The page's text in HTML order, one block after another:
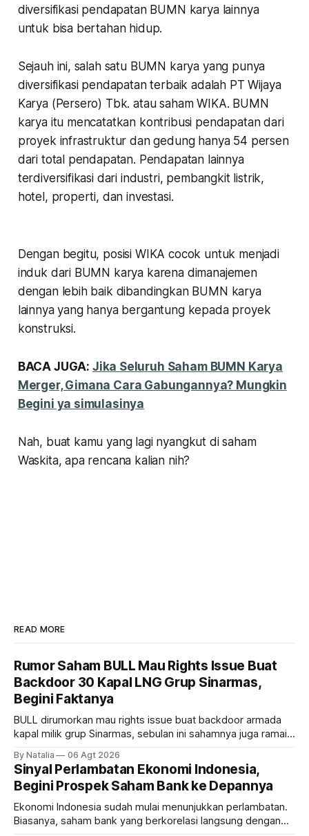
diversifikasi pendapatan BUMN karya lainnya
untuk bisa bertahan hidup.
Sejauh ini, salah satu BUMN karya yang punya
diversifikasi pendapatan terbaik adalah PT Wijaya
Karya (Persero) Tbk. atau saham WIKA. BUMN
karya itu mencatatkan kontribusi pendapatan dari
proyek infrastruktur dan gedung hanya 54 persen
dari total pendapatan. Pendapatan lainnya
terdiversifikasi dari industri, pembangkit listrik,
hotel, properti, dan investasi.
Dengan begitu, posisi WIKA cocok untuk menjadi
induk dari BUMN karya karena dimanajemen
dengan lebih baik dibandingkan BUMN karya
lainnya yang hanya bergantung kepada proyek
konstruksi.
BACA JUGA: Jika Seluruh Saham BUMN Karya
Merger, Gimana Cara Gabungannya? Mungkin
Begini ya simulasinya
Nah, buat kamu yang lagi nyangkut di saham
Waskita, apa rencana kalian nih?
READ MORE
Rumor Saham BULL Mau Rights Issue Buat
Backdoor 30 Kapal LNG Grup Sinarmas,
Begini Faktanya
BULL dirumorkan mau rights issue buat backdoor armada
kapal milik grup Sinarmas, sebulan ini sahamnya juga ramai
masih menarik dilirik?
By Natalia 06 Agt 2026
Sinyal Perlambatan Ekonomi Indonesia,
Begini Prospek Saham Bank ke Depannya
Ekonomi Indonesia sudah mulai menunjukkan perlambatan.
Biasanya, saham bank yang berkorelasi langsung dengan